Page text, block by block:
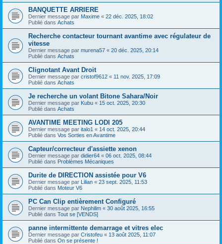
BANQUETTE ARRIERE
Dernier message par Maxime « 22 déc. 2025, 18:02
Publié dans Achats
Recherche contacteur tournant avantime avec régulateur de
vitesse
Dernier message par murena57 « 20 déc. 2025, 20:14
Publié dans Achats
Clignotant Avant Droit
Dernier message par cristof9612 « 11 nov. 2025, 17:09
Publié dans Achats
Je recherche un volant Bitone Sahara/Noir
Dernier message par Kubu « 15 oct. 2025, 20:30
Publié dans Achats
AVANTIME MEETING LODI 205
Dernier message par italo1 « 14 oct. 2025, 20:44
Publié dans Vos Sorties en Avantime
Capteur/correcteur d'assiette xenon
Dernier message par didier64 « 06 oct. 2025, 08:44
Publié dans Problèmes Mécaniques
Durite de DIRECTION assistée pour V6
Dernier message par Lilian « 23 sept. 2025, 11:53
Publié dans Moteur V6
PC Can Clip entièrement Configuré
Dernier message par Nephilim « 30 août 2025, 16:55
Publié dans Tout se [VENDS]
panne intermittente demarrage et vitres elec
Dernier message par Cristofeu « 13 août 2025, 11:07
Publié dans On se présente !